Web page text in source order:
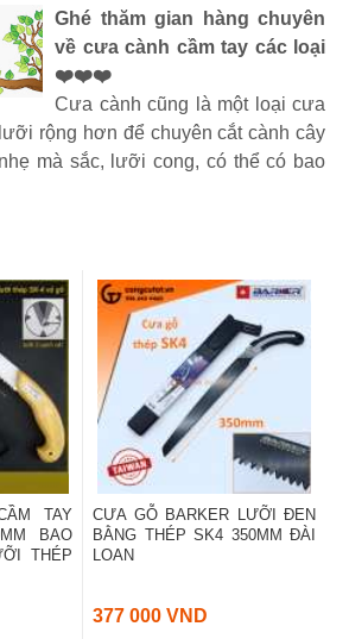
Ghé thăm gian hàng chuyên
về cưa cành cầm tay các loại
❤️❤️❤️
Cưa cành cũng là một loại cưa
rộng hơn để chuyên cắt cành cây
mà sắc, lưỡi cong, có thể có bao
TAY
BAO
THÉP
CƯA GỖ BARKER LƯỠI ĐEN
BẰNG THÉP SK4 350MM ĐÀI
LOAN
377 000 VND